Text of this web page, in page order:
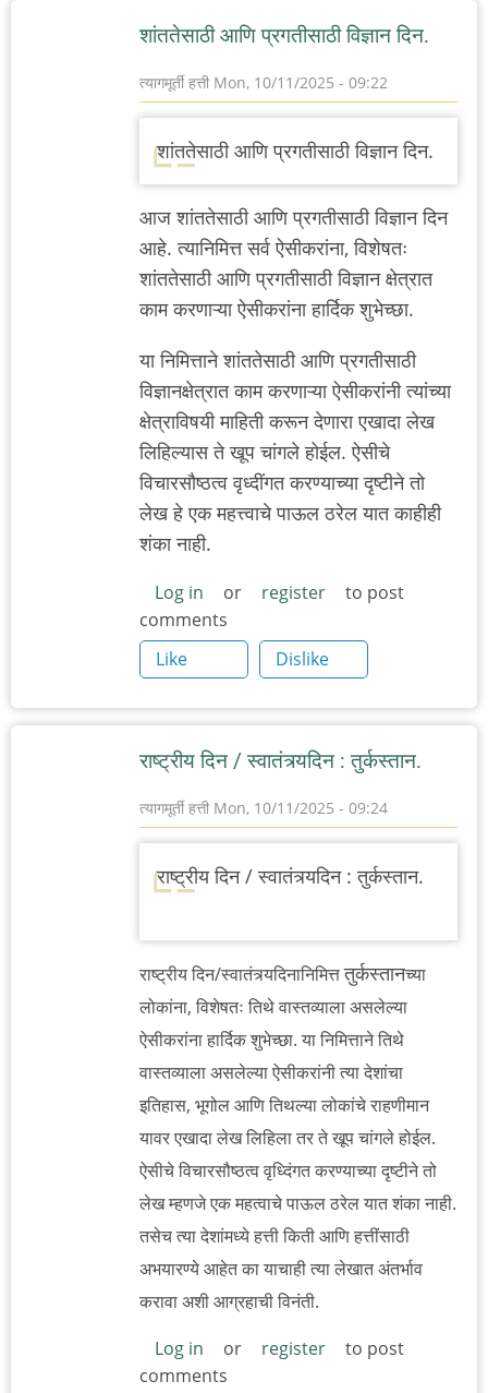
शांततेसाठी आणि प्रगतीसाठी विज्ञान दिन.
त्यागमूर्ती हत्ती Mon, 10/11/2025 - 09:22
शांततेसाठी आणि प्रगतीसाठी विज्ञान दिन.
आजशांततेसाठी आणि प्रगतीसाठी विज्ञान दिन
आहे. त्यानिमित्त सर्व ऐसीकरांना, विशेषतः
शांततेसाठी आणि प्रगतीसाठी विज्ञानक्षेत्रात
काम करणाऱ्या ऐसीकरांना हार्दिक शुभेच्छा.
या निमित्तानेशांततेसाठी आणि प्रगतीसाठी
विज्ञानक्षेत्रात काम करणाऱ्या ऐसीकरांनी त्यांच्या
क्षेत्राविषयी माहिती करून देणारा एखादा लेख
लिहिल्यास ते खूप चांगले होईल. ऐसीचे
विचारसौष्ठत्व वृध्दींगत करण्याच्या दृष्टीने तो
लेख हे एक महत्त्वाचे पाऊल ठरेल यात काहीही
शंका नाही.
Log in or register
to post
comments
Like
Dislike
राष्ट्रीय दिन / स्वातंत्र्यदिन : तुर्कस्तान.
त्यागमूर्ती हत्ती Mon, 10/11/2025 - 09:24
राष्ट्रीय दिन / स्वातंत्र्यदिन : तुर्कस्तान.
राष्ट्रीय दिन/स्वातंत्र्यदिनानिमित्ततुर्कस्तानच्या
लोकांना, विशेषतः तिथे वास्तव्याला असलेल्या
ऐसीकरांना हार्दिक शुभेच्छा. या निमित्ताने तिथे
वास्तव्याला असलेल्या ऐसीकरांनी त्या देशांचा
इतिहास, भूगोल आणि तिथल्या लोकांचे राहणीमान
यावर एखादा लेख लिहिला तर ते खूप चांगले होईल.
ऐसीचे विचारसौष्ठत्व वृध्दिंगत करण्याच्या दृष्टीने तो
लेख म्हणजे एक महत्वाचे पाऊल ठरेल यात शंका नाही.
तसेच त्या देशांमध्ये हत्ती किती आणि हत्तींसाठी
अभयारण्ये आहेत का याचाही त्या लेखात अंतर्भाव
करावा अशी आग्रहाची विनंती.
Log in
or register
to post
comments